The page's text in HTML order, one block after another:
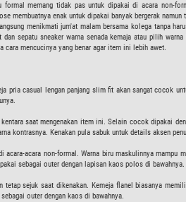
memang tidak pas untuk dipakai di acara non-
membuatnya enak untuk dipakai banyak bergerak namun
menikmati jum'at malam bersama kolega tanpa
sepatu sneaker warna senada kemaja atau pilih
cara mencucinya yang benar agar item ini lebih awet.
casual lengan panjang slim fit akan sangat cocok
saat mengenakan item ini. Selain cocok dipakai
kontrasnya. Kenakan pula sabuk untuk details aksen
acara non-formal. Warna biru maskulinnya mampu
sebagai outer dengan lapisan kaos polos di bawahnya.
sejuk saat dikenakan. Kemeja flanel biasanya
outer dengan kaos di bawahnya.